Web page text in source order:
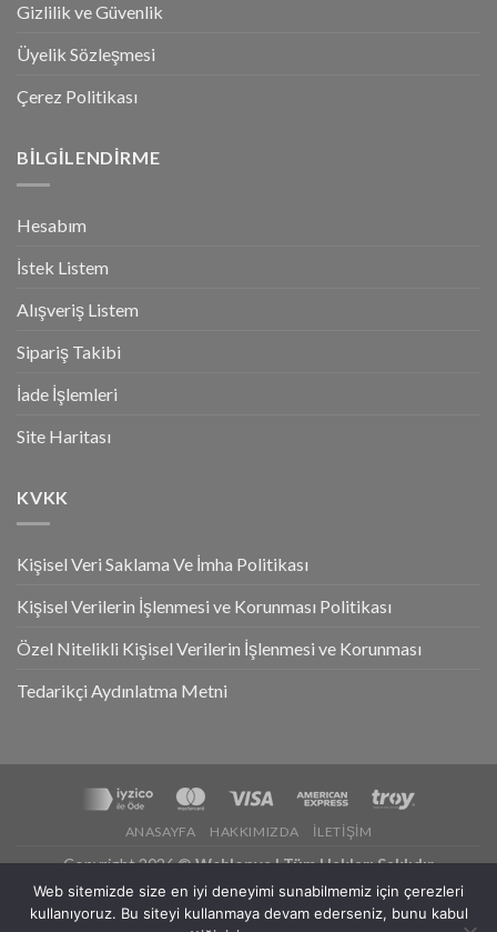
Tek Tıkla Ödeme Kolaylığı
Gizlilik ve Güvenlik
Üyelik Sözleşmesi
Çerez Politikası
BILGILENDIRME
Hesabım
İstek Listem
Alışveriş Listem
Sipariş Takibi
İade İşlemleri
Site Haritası
KVKK
Kişisel Veri Saklama Ve İmha Politikası
Kişisel Verilerin İşlenmesi ve Korunması Politikası
Özel Nitelikli Kişisel Verilerin İşlenmesi ve Korunması
Tedarikçi Aydınlatma Metni
ANASAYFA HAKKIMIZDA İLETIŞIM
Copyright 2026 ©Weblonya | Tüm Hakları Saklıdır
E-Ticaret
Web sitemizde size en iyi deneyimi sunabilmemiz için çerezleri
kullanıyoruz. Bu siteyi kullanmaya devam ederseniz, bunu kabul